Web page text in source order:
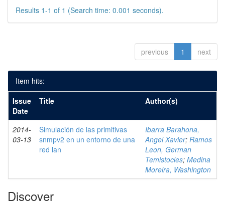
Results 1-1 of 1 (Search time: 0.001 seconds).
previous 1 next
Item hits:
Issue
Date
Title Author(s)
2014-
03-13
Simulación de las primitivas
snmpv2 en un entorno de una
red lan
Ibarra Barahona,
Angel Xavier; Ramos
Leon, German
Temistocles; Medina
Moreira, Washington
Discover